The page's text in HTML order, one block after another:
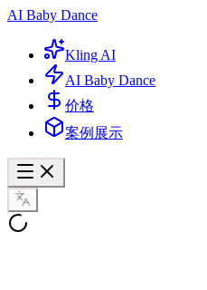
AI Baby Dance
Kling AI
AI Baby Dance
价格
案例展示